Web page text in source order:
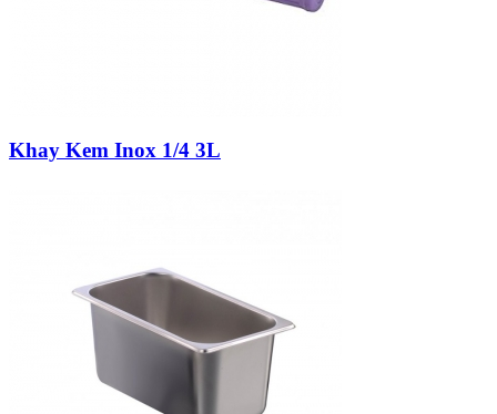
Khay Kem Inox 1/4 3L